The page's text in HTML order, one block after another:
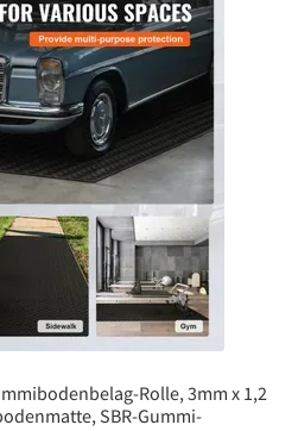
Rolle, 3mm x 1,2
SBR-Gummi-